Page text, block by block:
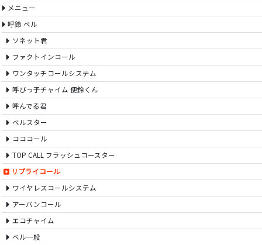
メニュー
呼鈴 ベル
ソネット君
ファクトインコール
ワンタッチコールシステム
呼びっ子チャイム 便鈴くん
呼んでる君
ベルスター
コココール
TOP CALL フラッシュコースター
リプライコール
ワイヤレスコールシステム
アーバンコール
エコチャイム
ベル一般